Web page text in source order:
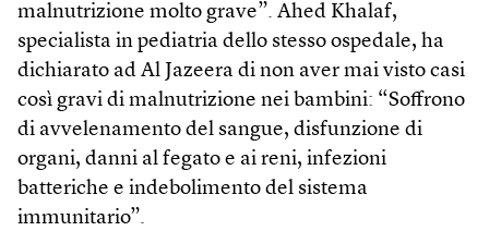
malnutrizione molto grave”. Ahed Khalaf,
specialista in pediatria dello stesso ospedale, ha
dichiarato ad Al Jazeera di non aver mai visto casi
così gravi di malnutrizione nei bambini: “Soffrono
di avvelenamento del sangue, disfunzione di
organi, danni al fegato e ai reni, infezioni
batteriche e indebolimento del sistema
immunitario”.